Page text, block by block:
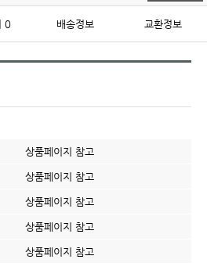
0 배송정보 교환정보
상품페이지 참고
상품페이지 참고
상품페이지 참고
상품페이지 참고
상품페이지 참고